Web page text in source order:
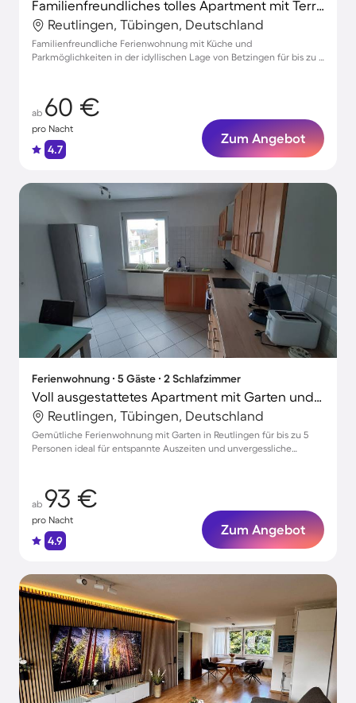
Familienfreundliches tolles Apartment mit Terrasse | Perfekt für die Arbeit von Zuhause
Reutlingen, Tübingen, Deutschland
Familienfreundliche Ferienwohnung mit Küche und
Parkmöglichkeiten in der idyllischen Lage von Betzingen für bis zu 4
ab 60 €
pro Nacht
4.7
Zum Angebot
Ferienwohnung ∙ 5 Gäste ∙ 2 Schlafzimmer
Voll ausgestattetes Apartment mit Garten und Terrasse | Stadtblick | Ideal für Homeoffice
Reutlingen, Tübingen, Deutschland
Gemütliche Ferienwohnung mit Garten in Reutlingen für bis zu 5
Personen ideal für entspannte Auszeiten und unvergessliche
ab 93 €
pro Nacht
4.9
Zum Angebot